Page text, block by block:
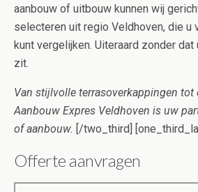
aanbouw of uitbouw kunnen wij
selecteren uit regio Veldhoven, die u
kunt vergelijken. Uiteraard zonder dat
zit.
Van stijlvolle terrasoverkappingen tot
Aanbouw Expres Veldhoven is uw
of aanbouw. [/two_third]
Offerte aanvragen